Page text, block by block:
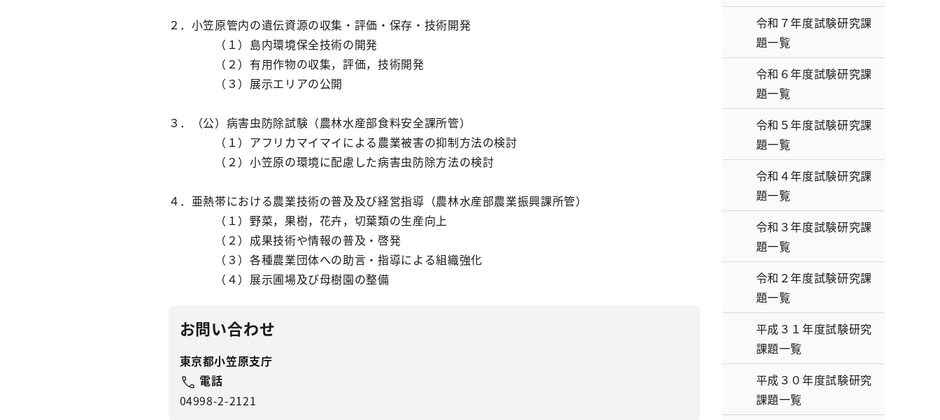
２．小笠原管内の遺伝資源の収集・評価・保存・技術開発
（１）島内環境保全技術の開発
（２）有用作物の収集，評価，技術開発
（３）展示エリアの公開
３．（公）病害虫防除試験（農林水産部食料安全課所管）
（１）アフリカマイマイによる農業被害の抑制方法の検討
（２）小笠原の環境に配慮した病害虫防除方法の検討
４．亜熱帯における農業技術の普及及び経営指導（農林水産部農業振興課所管）
（１）野菜，果樹，花卉，切葉類の生産向上
（２）成果技術や情報の普及・啓発
（３）各種農業団体への助言・指導による組織強化
（４）展示圃場及び母樹園の整備
お問い合わせ
東京都小笠原支庁
電話
04998-2-2121
令和７年度試験研究課
題一覧
令和６年度試験研究課
題一覧
令和５年度試験研究課
題一覧
令和４年度試験研究課
題一覧
令和３年度試験研究課
題一覧
令和２年度試験研究課
題一覧
平成３１年度試験研究
課題一覧
平成３０年度試験研究
課題一覧